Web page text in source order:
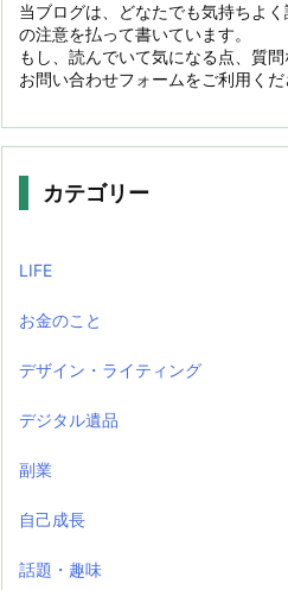
当ブログは、どなたでも気持ちよ
の注意を払って書いています。
もし、読んでいて気になる点、質
お問い合わせフォームをご利用くだ
カテゴリー
LIFE
お金のこと
デザイン・ライティング
デジタル遺品
副業
自己成長
話題・趣味